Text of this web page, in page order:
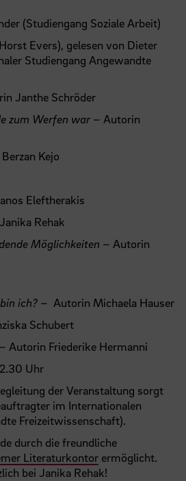
(Studiengang Soziale Arbeit)
Evers), gelesen von Dieter
Studiengang Angewandte
Janthe Schröder
zum Werfen war – Autorin
Kejo
Eleftherakis
Rehak
Möglichkeiten – Autorin
ich? – Autorin Michaela Hauser
Schubert
– Autorin Friederike Hermanni
Uhr
der Veranstaltung sorgt
im Internationalen
Freizeitwissenschaft).
durch die freundliche
Literaturkontor ermöglicht.
bei Janika Rehak!